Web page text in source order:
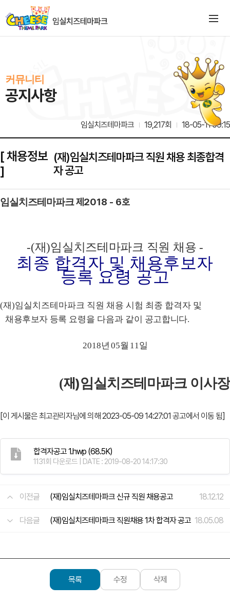
커뮤니티
공지사항
임실치즈테마파크 19,217회 18-05-11 09:15
[ 채용정보
]
(재)임실치즈테마파크 직원 채용 최종합격
자 공고
임실치즈테마파크제 2018 - 6호
-(재)임실치즈테마파크 직원 채용-
최종 합격자 및 채용후보자
등록 요령 공고
(재)임실치즈테마파크 직원 채용 시험 최종 합격자 및
채용후보자 등록 요령을 다음과 같이 공고합니다.
2018년 05월 11일
(재)임실치즈테마파크 이사장
[이 게시물은 최고관리자님에 의해 2023-05-09 14:27:01 공고에서 이동 됨]
합격자공고 1.hwp (68.5K)
1131회 다운로드 | DATE : 2019-08-20 14:17:30
이전글 (재)임실치즈테마파크 신규 직원 채용공고 18.12.12
다음글 (재)임실치즈테마파크 직원채용 1차 합격자 공고 18.05.08
목록 수정 삭제